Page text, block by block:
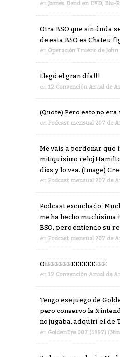
en James Bond en DVD, Blu-
Otra BSO que sin duda
de esta BSO es Chateu
en Operación Trueno de
Llegó el gran día!!!
en 12 Convención Anual de
(Quote) Pero esto no era
en Podcast mensual 207 de
Me vais a perdonar que
mitiquísimo reloj
dios y lo vea. (Image)
en Podcast mensual 207 de
Podcast escuchado.
me ha hecho muchísima
BSO, pero entiendo su
en Podcast mensual 207 de
OLEEEEEEEEEEEEEEE
en 12 Convención Anual de
Tengo ese juego de
pero conservo la
no jugaba, adquirí el de
en GoldenEye 007 (1997)